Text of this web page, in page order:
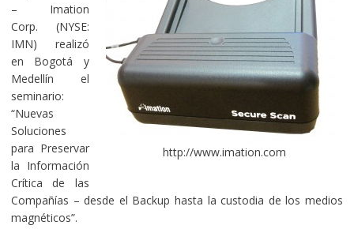
http://www.imation.com
– Imation
Corp. (NYSE:
IMN) realizó
en Bogotá y
Medellín el
seminario:
“Nuevas
Soluciones
para Preservar
la Información
Crítica de las
Compañías – desde el Backup hasta la custodia de los medios
magnéticos”.